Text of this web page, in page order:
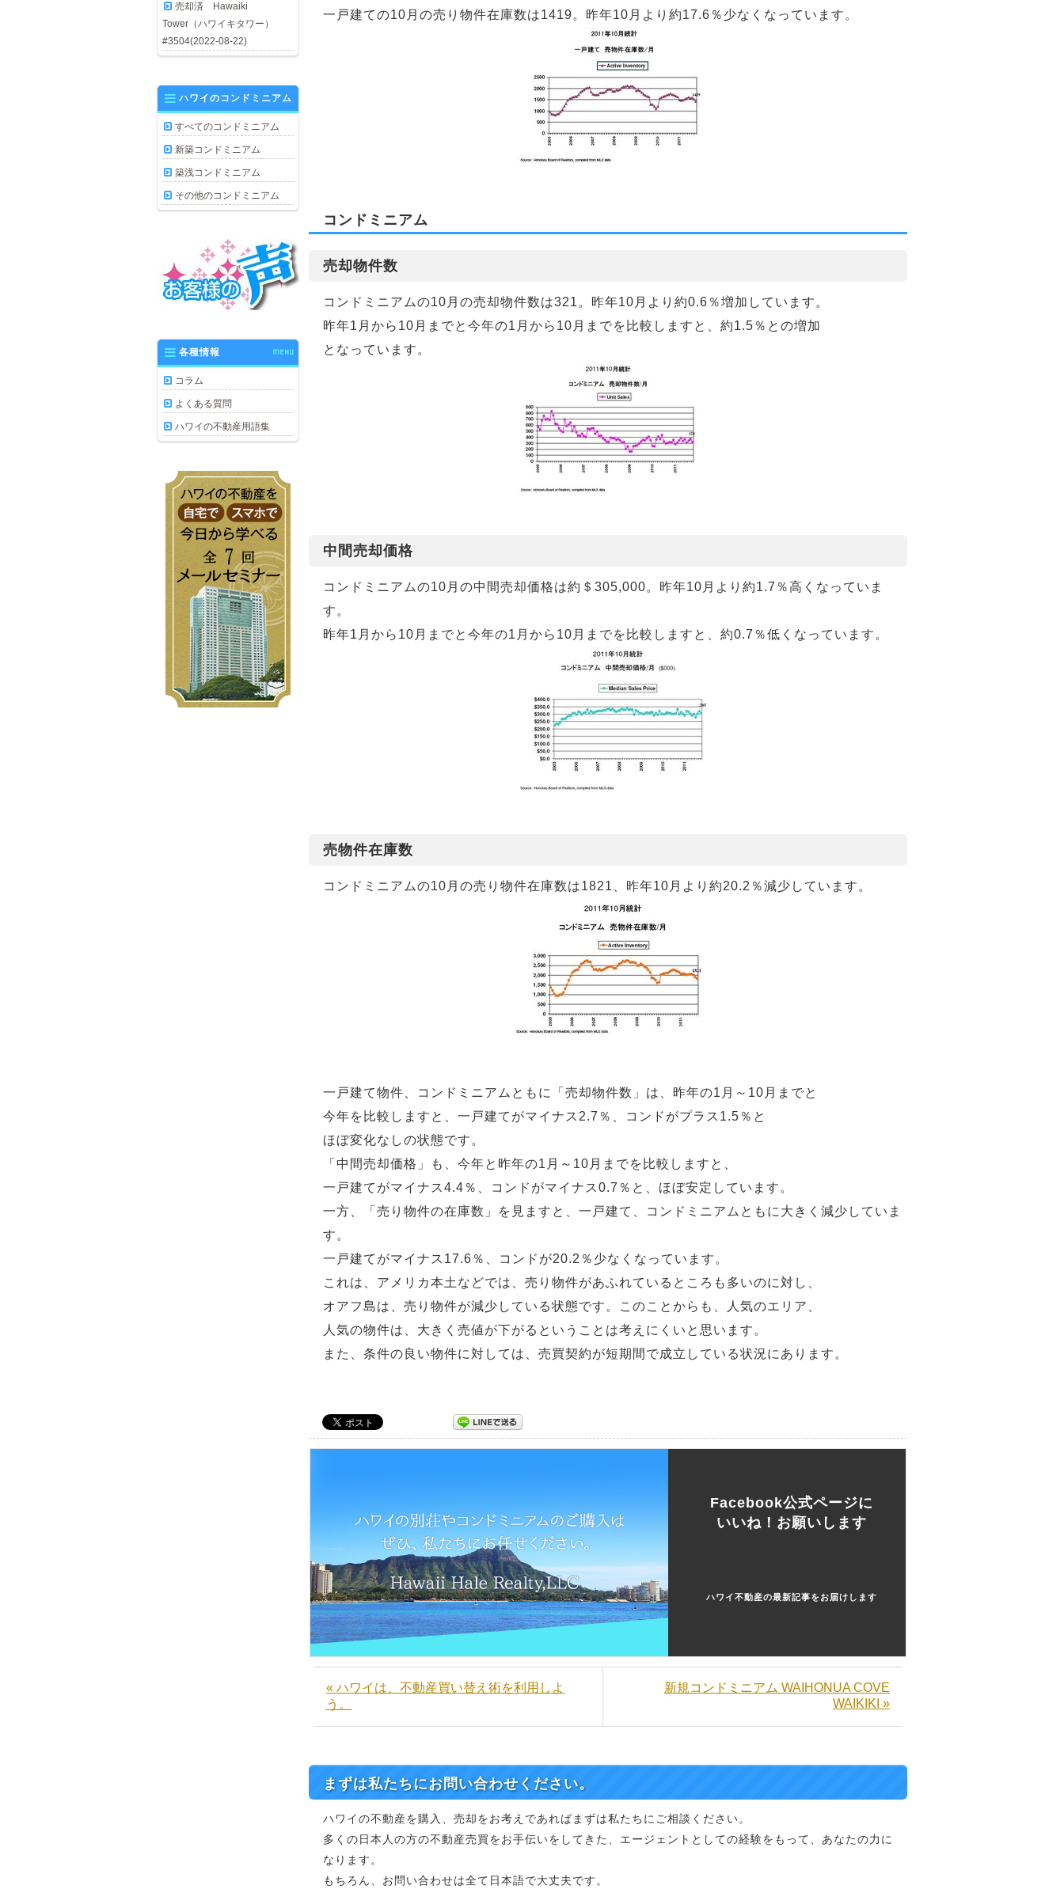
一戸建ての10月の売り物件在庫数は1419。昨年10月より約17.6％少なくなっています。
コンドミニアム
売却物件数
コンドミニアムの10月の売却物件数は321。昨年10月より約0.6％増加しています。
昨年1月から10月までと今年の1月から10月までを比較しますと、約1.5％との増加
となっています。
中間売却価格
コンドミニアムの10月の中間売却価格は約＄305,000。昨年10月より約1.7％高くなっていま
す。
昨年1月から10月までと今年の1月から10月までを比較しますと、約0.7％低くなっています。
売物件在庫数
コンドミニアムの10月の売り物件在庫数は1821、昨年10月より約20.2％減少しています。
一戸建て物件、コンドミニアムともに「売却物件数」は、昨年の1月～10月までと
今年を比較しますと、一戸建てがマイナス2.7％、コンドがプラス1.5％と
ほぼ変化なしの状態です。
「中間売却価格」も、今年と昨年の1月～10月までを比較しますと、
一戸建てがマイナス4.4％、コンドがマイナス0.7％と、ほぼ安定しています。
一方、「売り物件の在庫数」を見ますと、一戸建て、コンドミニアムともに大きく減少していま
す。
一戸建てがマイナス17.6％、コンドが20.2％少なくなっています。
これは、アメリカ本土などでは、売り物件があふれているところも多いのに対し、
オアフ島は、売り物件が減少している状態です。このことからも、人気のエリア、
人気の物件は、大きく売値が下がるということは考えにくいと思います。
また、条件の良い物件に対しては、売買契約が短期間で成立している状況にあります。
Facebook公式ページに
いいね！お願いします
ハワイ不動産の最新記事をお届けします
« ハワイは、不動産買い替え術を利用しよ
う。
新規コンドミニアム WAIHONUA COVE
WAIKIKI »
まずは私たちにお問い合わせください。
ハワイの不動産を購入、売却をお考えであればまずは私たちにご相談ください。
多くの日本人の方の不動産売買をお手伝いをしてきた、エージェントとしての経験をもって、あなたの力に
なります。
もちろん、お問い合わせは全て日本語で大丈夫です。
売却済 Hawaiki
Tower（ハワイキタワー）
#3504(2022-08-22)
ハワイのコンドミニアム
すべてのコンドミニアム
新築コンドミニアム
築浅コンドミニアム
その他のコンドミニアム
各種情報 MENU
コラム
よくある質問
ハワイの不動産用語集